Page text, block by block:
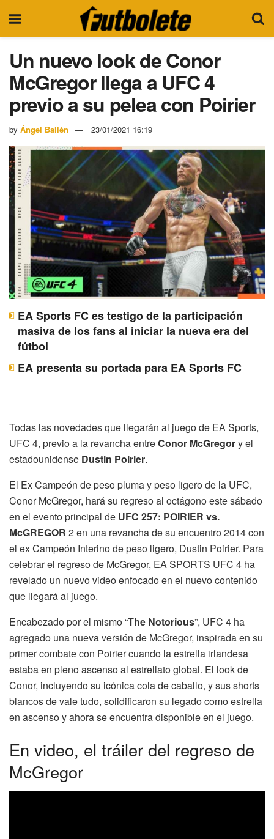
Un nuevo look de Conor
McGregor llega a UFC 4
previo a su pelea con Poirier
by Ángel Ballén 23/01/2021 16:19
EA Sports FC es testigo de la participación
masiva de los fans al iniciar la nueva era del
fútbol
EA presenta su portada para EA Sports FC
Todas las novedades que llegarán al juego de EA Sports,
UFC 4, previo a la revancha entreConor McGregory el
estadounidense Dustin Poirier.
El Ex Campeón de peso pluma y peso ligero de la UFC,
Conor McGregor, hará su regreso al octágono este sábado
en el evento principal de UFC 257: POIRIER vs.
McGREGOR 2 en una revancha de su encuentro 2014 con
el ex Campeón Interino de peso ligero, Dustin Poirier. Para
celebrar el regreso de McGregor, EA SPORTS UFC 4 ha
revelado un nuevo video enfocado en el nuevo contenido
que llegará al juego.
Encabezado por el mismo “The Notorious”, UFC 4 ha
agregado una nueva versión de McGregor, inspirada en su
primer combate con Poirier cuando la estrella irlandesa
estaba en pleno ascenso al estrellato global. El look de
Conor, incluyendo su icónica cola de caballo, y sus shorts
blancos de vale tudo, solidificaron su legado como estrella
en ascenso y ahora se encuentra disponible en el juego.
En video, el tráiler del regreso de
McGregor